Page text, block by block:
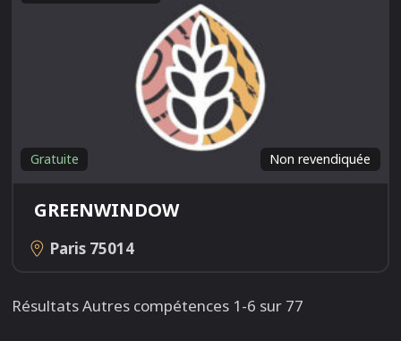
Non revendiquée
Gratuite
GREENWINDOW
Paris 75014
Résultats Autres compétences 1-6 sur 77